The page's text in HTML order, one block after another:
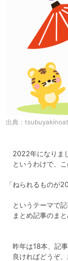
出典：
2022年になりま
というわけで、こ
「ねられるものが
というテーマで記
まとめ記事のまと
昨年は18本、記事
良ければどうぞ、